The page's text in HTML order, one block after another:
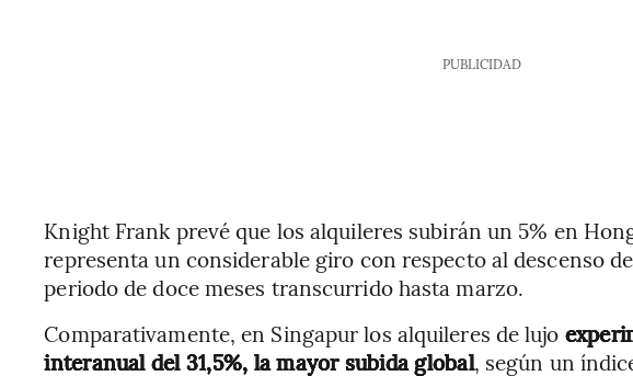
PUBLICIDAD
Knight Frank prevé que los alquileres subirán un 5% en
representa un considerable giro con respecto al descenso
periodo de doce meses transcurrido hasta marzo.
Comparativamente, en Singapur los alquileres de lujo
interanual del 31,5%, la mayor subida global, según un